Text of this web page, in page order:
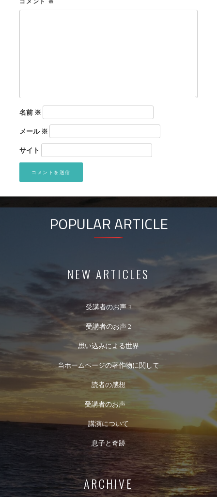
名前 ※
メール※
サイト
POPULAR ARTICLE
NEW ARTICLES
受講者のお声 3
受講者のお声 2
思い込みによる世界
当ホームページの著作物に関して
読者の感想
受講者のお声
講演について
息子と奇跡
ARCHIVE